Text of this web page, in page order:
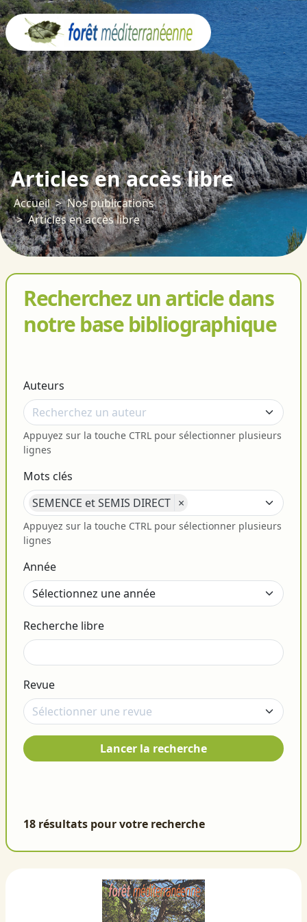
Articles en accès libre
Accueil
Nos publications
Articles en accès libre
Recherchez un article dans
notre base bibliographique
Auteurs
Appuyez sur la touche CTRL pour sélectionner plusieurs
lignes
Mots clés
SEMENCE et SEMIS DIRECT ×
Appuyez sur la touche CTRL pour sélectionner plusieurs
lignes
Année
Recherche libre
Revue
Lancer la recherche
18 résultats pour votre recherche
Panneau de gestion des cookies